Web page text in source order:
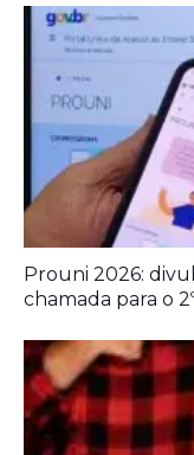
Prouni 2026:
chamada para o